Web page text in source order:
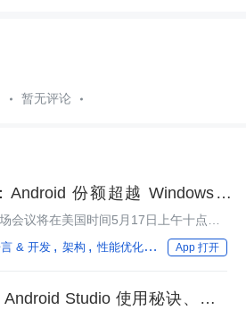
暂无评论
Android 份额超越 Windows、
会议将在美国时间5月17日上午十点在
在发布近六个月后仍然无法成为该操作
很远。而目前，安卓5.X（棒棒糖）仍
术干货，欢迎阅读。
& 开发 架构 性能优化 编程语言
App 打开
Studio 使用秘诀、高质